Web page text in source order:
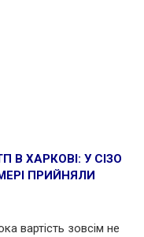
В ХАРКОВІ: У СIЗО
ПРИЙНЯЛИ
вартість зовсім не